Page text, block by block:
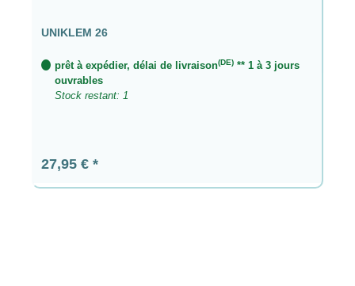
UNIKLEM 26
prêt à expédier, délai de livraison(DE) ** 1 à 3 jours
ouvrables
Stock restant: 1
Prix régulier :
27,95 €